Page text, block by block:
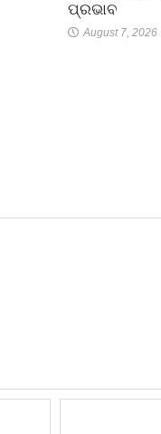
ପ୍ରଭାବ
August 7, 2026